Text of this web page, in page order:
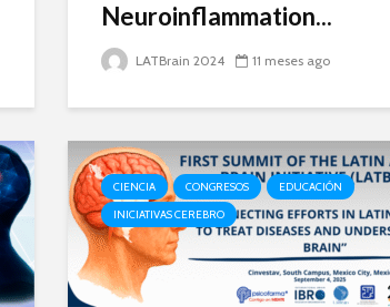
Neuroinflammation...
LATBrain 2024 11 meses ago
CIENCIA CONGRESOS
EDUCACIÓN
INICIATIVAS CEREBRO